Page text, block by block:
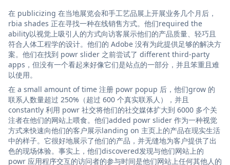
在 publicizing 在当地展览会和手工艺品展上开展业务几个月后，
rbia shades 正在寻找一种在线销售方式。他们required the
ability以视觉上吸引人的方式向访客展示他们的产品质量、轻巧且
符合人体工程学的设计。他们的 Adobe 没有为此提供足够的解决方
案。他们在找到 powr slider 之前尝试了 different third-party
apps，但没有一个看起来好像它们是站点的一部分，并且笨重且难
以使用。
在 a small amount of time 注册 powr popup 后，他们grow 的
联系人数量超过 250%（超过 600 个真实联系人），并且
constantly 利用 powr 社交将他们的社交媒体扩大到 6000 多个关
注者在他们的网站上喂食。他们added powr slider 作为一种视觉
方式来快速向他们的客户展示landing on 主页上的产品在现实生活
中的样子。它很好地展示了他们的产品，并无缝地为客户提供了出
色的现场体验。事实上，他们discovered发现与他们网站上的
powr 应用程序交互的访问者的参与时间是他们网站上任何其他人的